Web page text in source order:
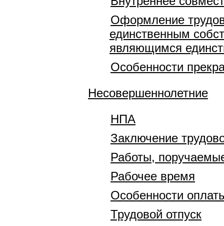
Оформление
единственным
являющимся
Особенности
Несовершеннолетние
НПА
Заключение
Работы,
Рабочее время
Особенности
Трудовой отпуск